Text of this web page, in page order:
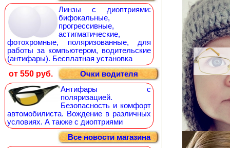
Линзы с диоптриями:
бифокальные,
прогрессивные,
астигматические,
фотохромные, поляризованные, для
работы за компьютером, водительские
(антифары). Бесплатная установка
от 550 руб.
Очки водителя
Антифары с
поляризацией.
Безопасность и комфорт
автомобилиста. Вождение в различных
условиях. А также с диоптриями
Все новости магазина